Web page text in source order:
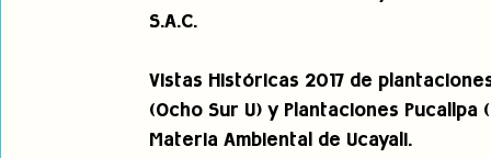
S.A.C.
Vistas Históricas 2017 de
(Ocho Sur U) y Plantaciones Pucallpa
Materia Ambiental de Ucayali.